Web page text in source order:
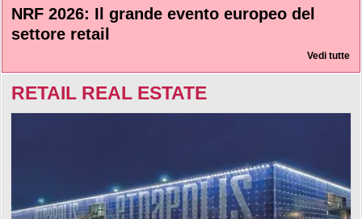
NRF 2026: Il grande evento europeo del
settore retail
Vedi tutte
RETAIL REAL ESTATE